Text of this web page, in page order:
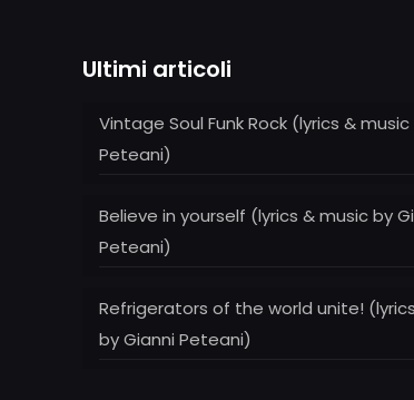
Ultimi articoli
Vintage Soul Funk Rock (lyrics &
Peteani)
Believe in yourself (lyrics & music by
Peteani)
Refrigerators of the world unite!
by Gianni Peteani)